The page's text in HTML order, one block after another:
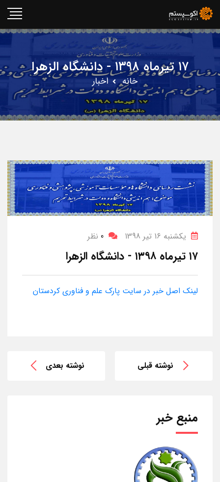
۱۷ تیرماه ۱۳۹۸ - دانشگاه الزهرا
خانه اخبار
یکشنبه 16 تیر 1398 0 نظر
۱۷ تیرماه ۱۳۹۸ - دانشگاه الزهرا
لینک اصل خبر در سایت پارک علم و فناوری کردستان
نوشته قبلی نوشته بعدی
منبع خبر